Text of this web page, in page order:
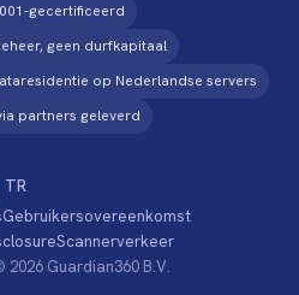
gecertificeerd
geen durfkapitaal
op Nederlandse servers
partners geleverd
TR
Gebruikersovereenkomst
Scannerverkeer
2026 Guardian360 B.V.